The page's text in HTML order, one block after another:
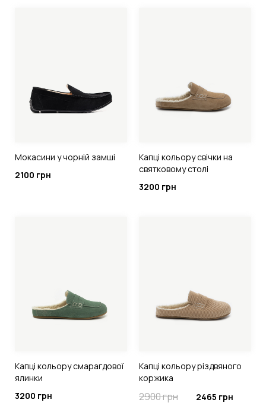
Мокасини у чорній замші
2100 грн
Капці кольору свічки на
святковому столі
3200 грн
Капці кольору смарагдової
ялинки
3200 грн
Капці кольору різдвяного
коржика
2900 грн 2465 грн